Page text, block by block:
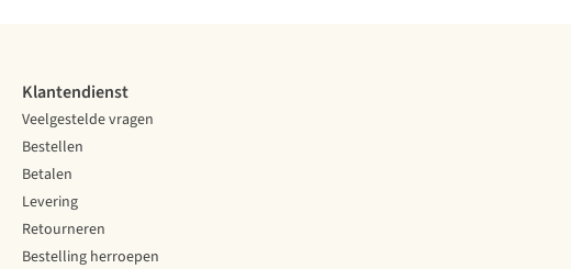
Klantendienst
Veelgestelde vragen
Bestellen
Betalen
Levering
Retourneren
Bestelling herroepen